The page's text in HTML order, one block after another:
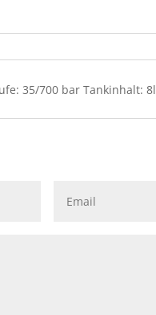
35/700 bar Tankinhalt: 8l